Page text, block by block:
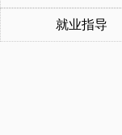
就业指导